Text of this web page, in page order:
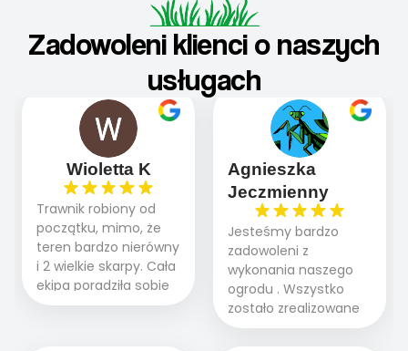
Zadowoleni klienci o naszych
usługach
Wioletta K
Trawnik robiony od
początku, mimo, że
teren bardzo nierówny
i 2 wielkie skarpy. Cała
ekipa poradziła sobie
WSPANIALE od
Agnieszka
Jeczmienny
Jesteśmy bardzo
zadowoleni z
wykonania naszego
ogrodu . Wszystko
zostało zrealizowane
fachowo, rzetelnie i